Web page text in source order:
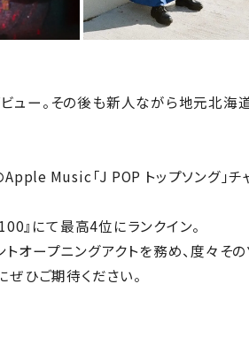
ュー。その後も新人ながら地元北海
Music「J POP トップソング」チ
』にて最高4位にランクイン。
オープニングアクトを務め、度々そ
ひご期待ください。